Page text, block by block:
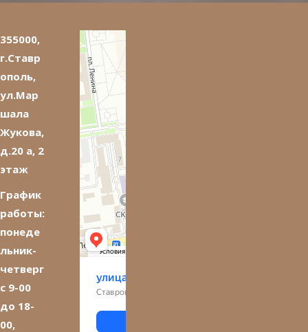
355000,
г.Ставр
ополь,
ул.Мар
шала
Жукова,
д.20 а, 2
этаж
График
работы:
понеде
льник-
четверг
с 9-00
до 18-
00,